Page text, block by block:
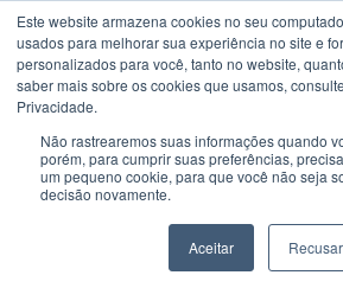
Este website armazena cookies no seu
usados ​​para melhorar sua experiência no site e
personalizados para você, tanto no website,
saber mais sobre os cookies que usamos,
Privacidade.
Não rastrearemos suas informações quando
porém, para cumprir suas preferências,
um pequeno cookie, para que você não seja
decisão novamente.
Aceitar Recusar
CATEGORIA
CFT